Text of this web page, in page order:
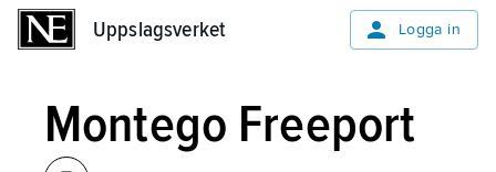
Uppslagsverket Logga in
Montego Freeport